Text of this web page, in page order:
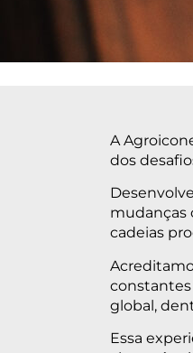
A
dos
mudanças
cadeias
global,
Essa